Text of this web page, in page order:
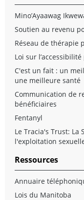
Mino’Ayaawag
Soutien au revenu
Réseau de thérapie
Loi sur
C'est un fait : un
une meilleure santé
Communication de
bénéficiaires
Fentanyl
Le Tracia's Trust:
l'exploitation
Ressources
Annuaire
Lois du Manitoba